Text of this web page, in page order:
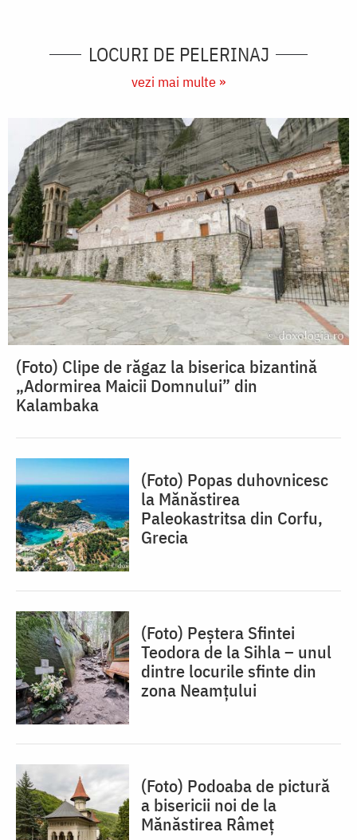
LOCURI DE PELERINAJ
vezi mai multe »
(Foto) Clipe de răgaz la biserica bizantină
„Adormirea Maicii Domnului” din
Kalambaka
(Foto) Popas duhovnicesc
la Mănăstirea
Paleokastritsa din Corfu,
Grecia
(Foto) Peștera Sfintei
Teodora de la Sihla – unul
dintre locurile sfinte din
zona Neamțului
(Foto) Podoaba de pictură
a bisericii noi de la
Mănăstirea Râmeț